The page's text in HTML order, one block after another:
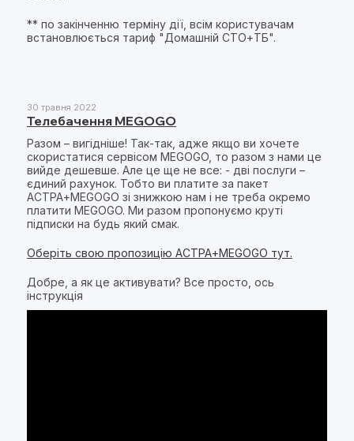
** по закінченню терміну дії, всім користувачам
встановлюється тариф "Домашній СТО+ТБ".
30 травня 2022
Телебачення MEGOGO
Разом – вигідніше! Так-так, адже якщо ви хочете
скористатися сервісом MEGOGO, то разом з нами це
вийде дешевше. Але це ще не все: - дві послуги –
єдиний рахунок. Тобто ви платите за пакет
АСТРА+MEGOGO зі знижкою нам і не треба окремо
платити MEGOGO. Ми разом пропонуємо круті
підписки на будь який смак.
Оберіть свою пропозицію АСТРА+MEGOGO тут.
Добре, а як це активувати? Все просто, ось
інструкція